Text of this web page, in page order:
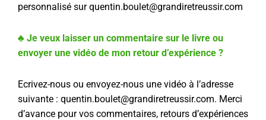
personnalisé sur quentin.boulet@grandiretreussir.com
♣ Je veux laisser un commentaire sur le livre ou
envoyer une vidéo de mon retour d’expérience ?
Ecrivez-nous ou envoyez-nous une vidéo à l’adresse
suivante : quentin.boulet@grandiretreussir.com. Merci
d’avance pour vos commentaires, retours d’expériences